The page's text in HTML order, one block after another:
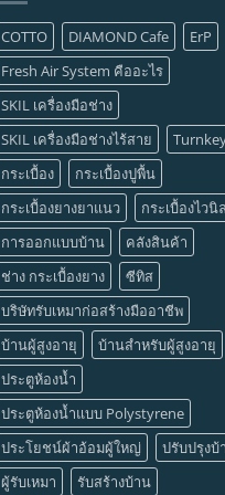
COTTO DIAMOND Cafe
ErP
Fresh Air System คืออะไร
SKIL เครื่องมือช่าง
SKIL เครื่องมือช่างไร้สาย
กระเบื้อง
กระเบื้องปูพื้น
กระเบื้องยางยาแนว
กระเบื้องไวนิล
การออกแบบบ้าน
คลังสินค้า
ช่าง กระเบื้องยาง
ซีทิส
บริษัทรับเหมาก่อสร้างมืออาชีพ
บ้านผู้สูงอายุ
บ้านสำหรับผู้สูงอายุ
ประตูห้องน้ำ
ประตูห้องน้ำแบบ Polystyrene
ประโยชน์ผ้าอ้อมผู้ใหญ่
ปรับปรุงบ้
ผู้รับเหมา
รับสร้างบ้าน